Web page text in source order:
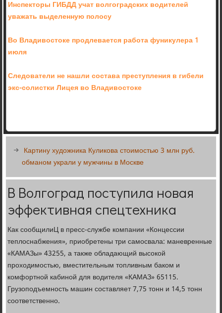
Инспекторы ГИБДД учат волгоградских водителей
уважать выделенную полосу
Во Владивостоке продлевается работа фуникулера 1
июля
Следователи не нашли состава преступления в гибели
экс-солистки Лицея во Владивостоке
Картину художника Куликова стоимостью 3 млн руб.
обманом украли у мужчины в Москве
В Волгоград поступила новая
эффективная спецтехника
Как сообщилиЦ в пресс-службе компании «Концессии
теплоснабжения», приобретены три самосвала: маневренные
«КАМАЗы» 43255, а также обладающий высокой
проходимостью, вместительным топливным баком и
комфортной кабиной для водителя «КАМАЗ» 65115.
Грузоподъемность машин составляет 7,75 тонн и 14,5 тонн
соответственно.